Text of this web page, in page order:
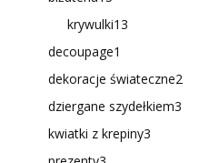
krywulki13
decoupage1
dekoracje świateczne2
dziergane szydełkiem3
kwiatki z krepiny3